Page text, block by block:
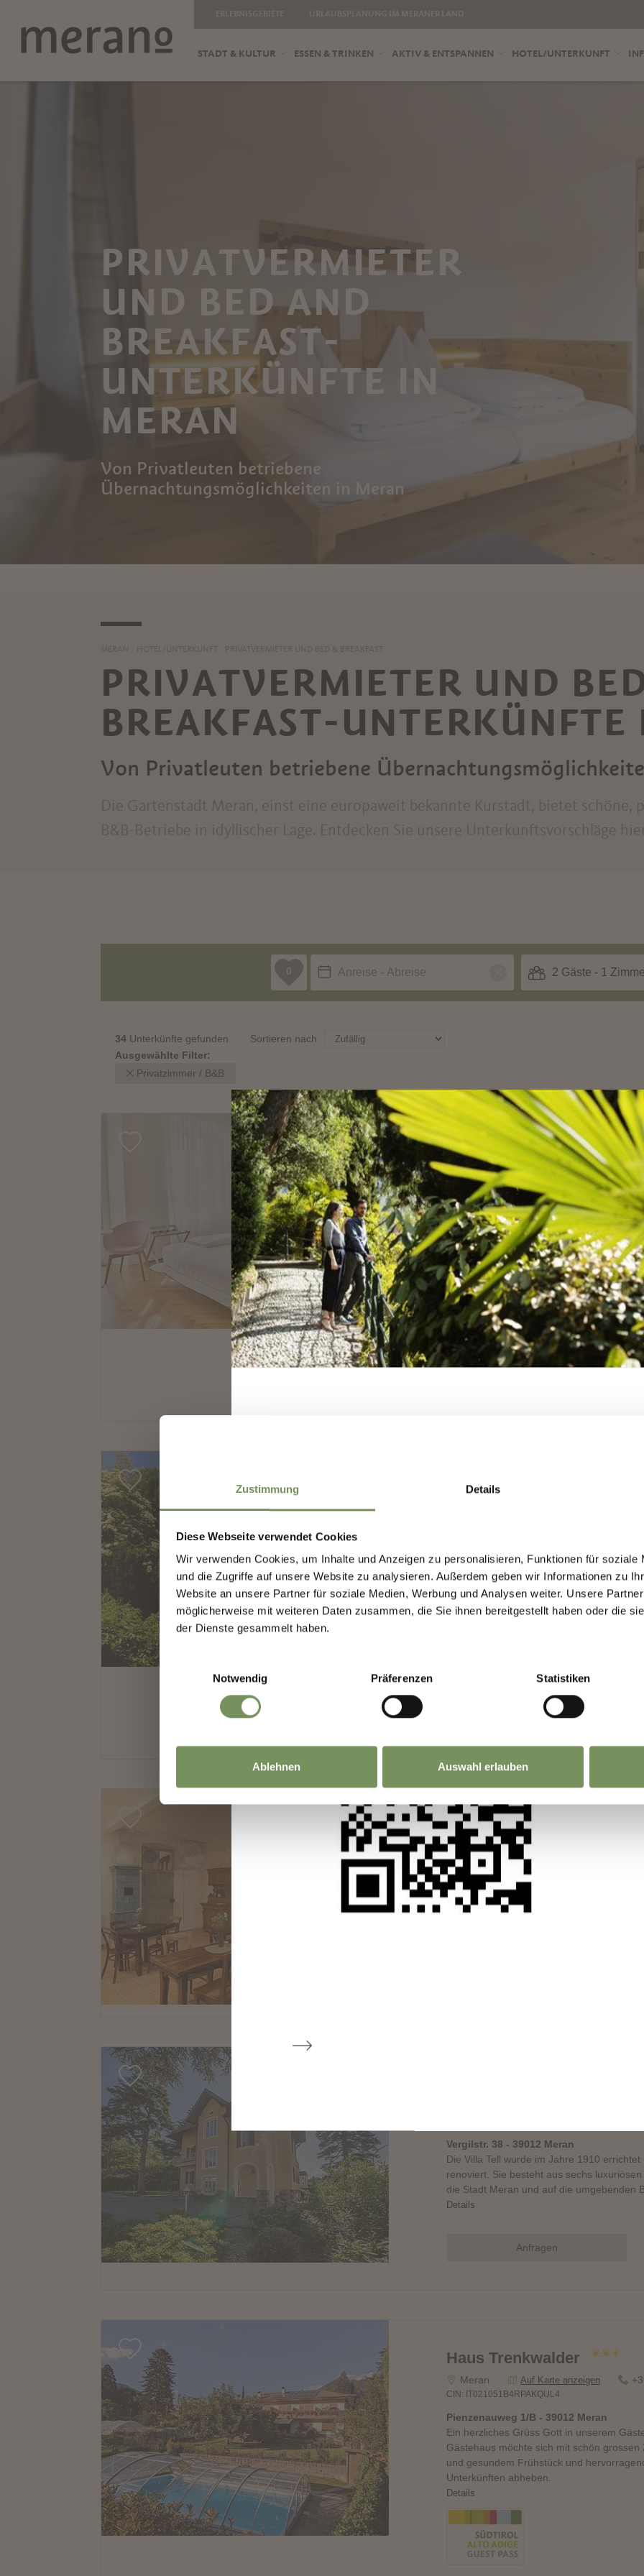
Zustimmung Details
Diese Webseite verwendet Cookies
Wir verwenden Cookies, um Inhalte und Anzeigen zu personalisieren, Funktionen für soziale
und die Zugriffe auf unsere Website zu analysieren. Außerdem geben wir Informationen zu
Website an unsere Partner für soziale Medien, Werbung und Analysen weiter. Unsere
möglicherweise mit weiteren Daten zusammen, die Sie ihnen bereitgestellt haben oder die
der Dienste gesammelt haben.
Notwendig
Präferenzen Statistiken
Ablehnen Auswahl erlauben
STADT & KULTUR ESSEN & TRINKEN AKTIV & ENTSPANNEN HOTEL/UNTERKUNFT
PRIVATVERMIETER
UND BED AND
BREAKFAST-
UNTERKÜNFTE IN
MERAN
Von Privatleuten betriebene
Übernachtungsmöglichkeiten in Meran
PRIVATVERMIETER UND
BREAKFAST-
Von Privatleuten betriebene
GESTALTEN —
GEMEINSAM.
MERANS ZUKUNFT GESTALTEN —
GEMEINSAM.